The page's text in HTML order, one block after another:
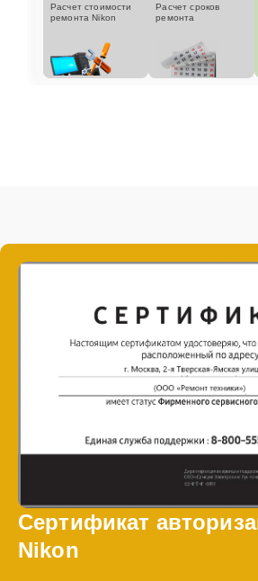
Расчет стоимости
ремонта Nikon
Расчет сроков
ремонта
Сертификат
Nikon